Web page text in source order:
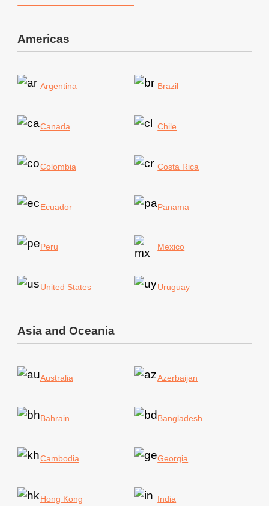
Americas
Argentina Brazil
Canada Chile
Colombia Costa Rica
Ecuador Panama
Peru Mexico
United States Uruguay
Asia and Oceania
Australia Azerbaijan
Bahrain Bangladesh
Cambodia Georgia
Hong Kong India